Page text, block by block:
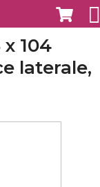
104
laterale,